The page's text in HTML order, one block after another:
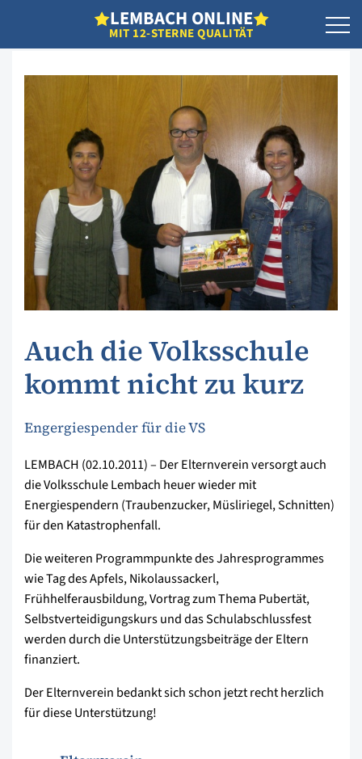
LEMBACH ONLINE
MIT 12-STERNE QUALITÄT
Auch die Volksschule
kommt nicht zu kurz
Engergiespender für die VS
LEMBACH (02.10.2011) – Der Elternverein versorgt auch
die Volksschule Lembach heuer wieder mit
Energiespendern (Traubenzucker, Müsliriegel, Schnitten)
für den Katastrophenfall.
Die weiteren Programmpunkte des Jahresprogrammes
wie Tag des Apfels, Nikolaussackerl,
Frühhelferausbildung, Vortrag zum Thema Pubertät,
Selbstverteidigungskurs und das Schulabschlussfest
werden durch die Unterstützungsbeiträge der Eltern
finanziert.
Der Elternverein bedankt sich schon jetzt recht herzlich
für diese Unterstützung!